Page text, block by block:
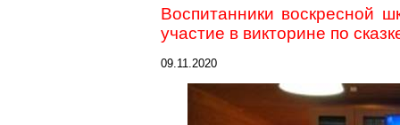
Воспитанники воскресной
участие в викторине по
09.11.2020